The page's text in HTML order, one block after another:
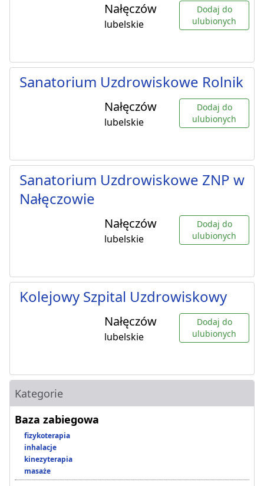
Nałęczów
lubelskie
Dodaj do
ulubionych
Sanatorium Uzdrowiskowe Rolnik
Nałęczów
lubelskie
Dodaj do
ulubionych
Sanatorium Uzdrowiskowe ZNP w
Nałęczowie
Nałęczów
lubelskie
Dodaj do
ulubionych
Kolejowy Szpital Uzdrowiskowy
Nałęczów
lubelskie
Dodaj do
ulubionych
Kategorie
Baza zabiegowa
fizykoterapia
inhalacje
kinezyterapia
masaże